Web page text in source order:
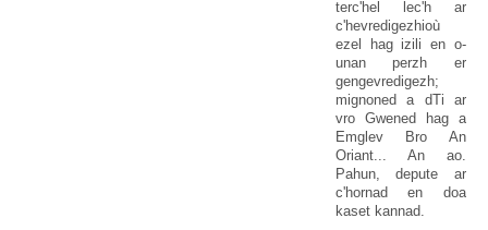
terc'hel lec'h ar
c'hevredigezhioù
ezel hag izili en o-
unan perzh er
gengevredigezh;
mignoned a dTi ar
vro Gwened hag a
Emglev Bro An
Oriant... An ao.
Pahun, depute ar
c'hornad en doa
kaset kannad.